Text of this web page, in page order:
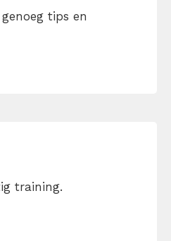
tips en
training.